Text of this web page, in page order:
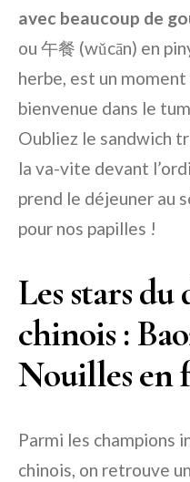
avec beaucoup de
ou 午餐 (wǔcān) en
herbe, est un moment
bienvenue dans le
Oubliez le sandwich
la va-vite devant
prend le déjeuner au
pour nos papilles !
Les stars du
chinois :
Nouilles en
Parmi les champions
chinois, on retrouve